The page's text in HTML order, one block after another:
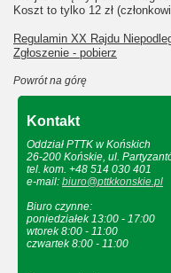
Koszt to tylko 12 zł
Regulamin XX Rajdu
Zgłoszenie - pobierz
Powrót na górę
Kontakt
Oddział PTTK w Końskich
26-200 Końskie, ul.
tel. kom. +48 514 030 401
e-mail: biuro@pttkkonskie.pl
Biuro czynne:
poniedziałek 13:00 - 17:00
wtorek 8:00 - 11:00
czwartek 8:00 - 11:00